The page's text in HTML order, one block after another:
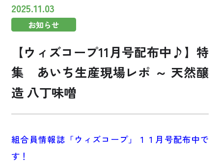
コープあいちについて
はじめての方へ
お買い物・サービス
くらしのサポート
2025.11.03
お知らせ
【ウィズコープ11月号配布中♪】特
集 あいち生産現場レポ ～ 天然醸
造 八丁味噌
組合員情報誌「ウィズコープ」１１月号配布中で
す！